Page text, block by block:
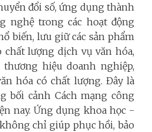
đổi số, ứng dụng thành
nghệ trong các hoạt động
biến, lưu giữ các sản phẩm
chất lượng dịch vụ văn hóa,
hiệu doanh nghiệp,
hóa có chất lượng. Đây là
bối cảnh Cách mạng công
nay. Ứng dụng khoa học -
chỉ giúp phục hồi, bảo